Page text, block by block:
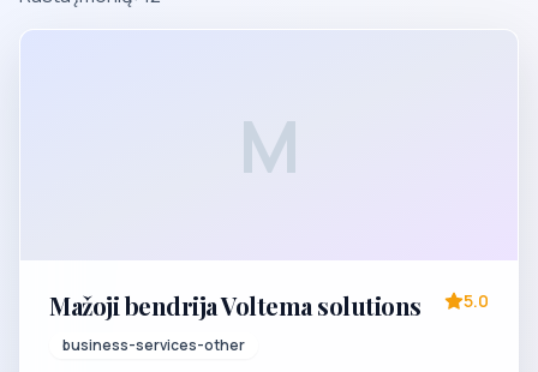
M
Mažoji bendrija Voltema solutions
business-services-other
5.0